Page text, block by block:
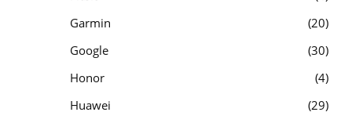
Garmin
20
Google
30
Honor
4
Huawei
29